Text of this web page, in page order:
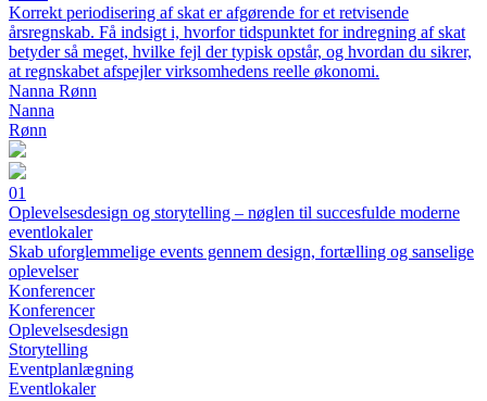
Korrekt periodisering af skat er afgørende for et retvisende
årsregnskab. Få indsigt i, hvorfor tidspunktet for indregning af skat
betyder så meget, hvilke fejl der typisk opstår, og hvordan du sikrer,
at regnskabet afspejler virksomhedens reelle økonomi.
Nanna Rønn
Nanna
Rønn
01
Oplevelsesdesign og storytelling – nøglen til succesfulde moderne
eventlokaler
Skab uforglemmelige events gennem design, fortælling og sanselige
oplevelser
Konferencer
Konferencer
Oplevelsesdesign
Storytelling
Eventplanlægning
Eventlokaler